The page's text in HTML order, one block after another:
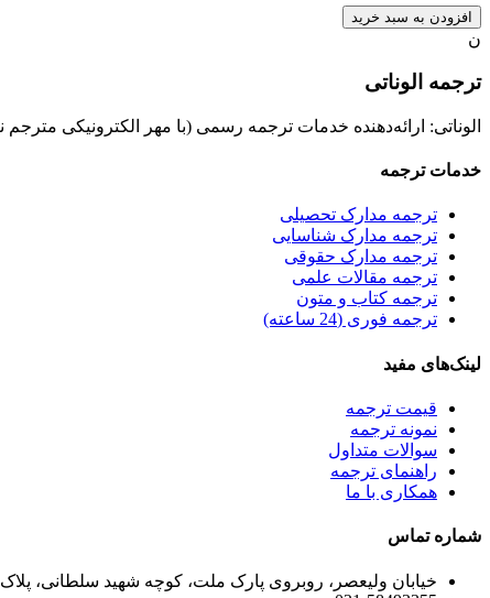
افزودن به سبد خرید
ن
ترجمه الوناتی
الوناتی: ارائه‌دهنده خدمات ترجمه رسمی (با مهر الکترونیکی
خدمات ترجمه
ترجمه مدارک تحصیلی
ترجمه مدارک شناسایی
ترجمه مدارک حقوقی
ترجمه مقالات علمی
ترجمه کتاب و متون
ترجمه فوری (24 ساعته)
لینک‌های مفید
قیمت ترجمه
نمونه ترجمه
سوالات متداول
راهنمای ترجمه
همکاری با ما
شماره تماس
خیابان ولیعصر، روبروی پارک ملت، کوچه شهید سلطانی، پلاک 80، طبقه 5 واحد 10